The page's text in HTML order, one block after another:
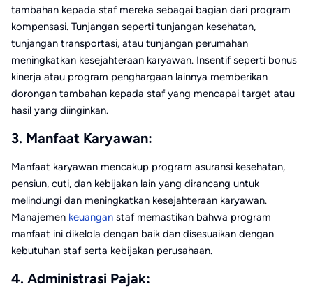
tambahan kepada staf mereka sebagai bagian dari program
kompensasi. Tunjangan seperti tunjangan kesehatan,
tunjangan transportasi, atau tunjangan perumahan
meningkatkan kesejahteraan karyawan. Insentif seperti bonus
kinerja atau program penghargaan lainnya memberikan
dorongan tambahan kepada staf yang mencapai target atau
hasil yang diinginkan.
3. Manfaat Karyawan:
Manfaat karyawan mencakup program asuransi kesehatan,
pensiun, cuti, dan kebijakan lain yang dirancang untuk
melindungi dan meningkatkan kesejahteraan karyawan.
Manajemen keuangan staf memastikan bahwa program
manfaat ini dikelola dengan baik dan disesuaikan dengan
kebutuhan staf serta kebijakan perusahaan.
4. Administrasi Pajak: